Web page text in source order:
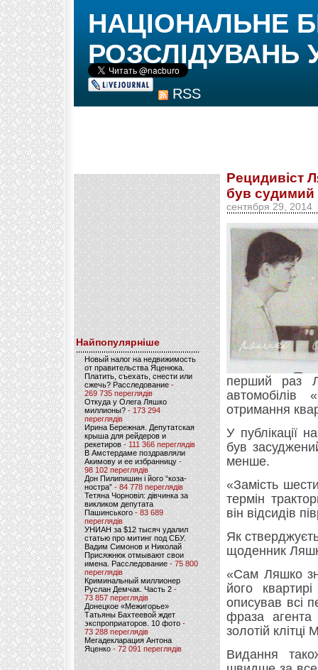
RSS
НАЦІОНАЛЬНЕ
РОЗСЛІДУВАНЬ
Найпопулярніше
Новый налог на недвижимость
от правительства Яценюка.
Платить, съехать, снести или
сжечь? Расследование-
269 735 переглядів
Откуда у Олега Ляшко
миллионы? - 173 294
переглядів
Ирина Бережная. Депутатская
крыша для рейдеров и
рекетиров - 111 366 переглядів
В Амстердаме поздравляли
Акимову и ее избранницу -
98 102 переглядів
Дон Пилипишин і його “коза-
ностра” - 84 778 переглядів
Тетяна Чорновіл: дівчинка за
викликом депутата
Пашинського- 83 689
переглядів
УНИАН за $12 тысяч удалил
статью про митинг под СБУ.
Вадим Симонов и Николай
Присяжнюк отмывают свои
имена. Расследование - 75 800
переглядів
Криминальный миллионер
Руслан Демчак. Часть 2-
73 857 переглядів
Донецкое «Межигорье»
Татьяны Бахтеевой ждет
экспроприаторов. 10 фото -
73 288 переглядів
Мегадекларация Антона
Яценко - 72 091 переглядів
Рецидивіст
був судимий
сентября 29, 2014
перший раз
отримання
У публікації
був
менше.
«Замість
термін
він відсидів
Як
щоденник
«Сам Ляшко
його
описував всі
фраза агента
золотій
Видання